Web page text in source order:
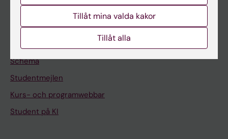
Student
Ladok
Schema
Studentmejlen
Kurs- och programwebbar
Student på KI
Tillåt mina valda kakor
Tillåt alla